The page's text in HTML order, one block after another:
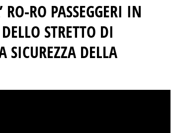
RO PASSEGGERI IN
STRETTO DI
DELLA